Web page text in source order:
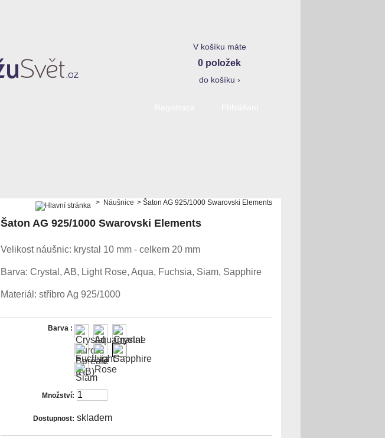
V košíku máte
0 položek
do košíku ›
> Náušnice > Šaton AG 925/1000 Swarovski Elements
Šaton AG 925/1000 Swarovski Elements
Velikost náušnic: krystal 10 mm - celkem 20 mm
Barva: Crystal, AB, Light Rose, Aqua, Fuchsia, Siam, Sapphire
Materiál: stříbro Ag 925/1000
Barva :
Množství:
Dostupnost: skladem